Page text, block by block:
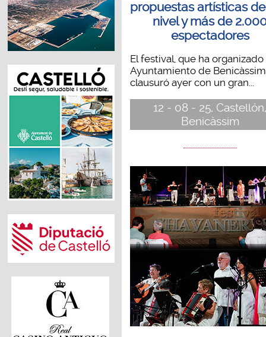
propuestas artísticas
nivel y más de
espectadores
El festival, que ha organizado
Ayuntamiento de
clausuró ayer con un gran...
12 - 08 - 25,
Benicàssim